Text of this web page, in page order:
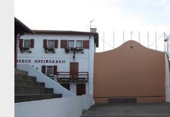
que dediqué a esta emblemática
más utilizo para ilustrar este punto el
fotografías de la Diputación Foral de
en Tolosa y recogidas en la red al
general en Gure Gipuzkoa para ilustrar
caso se trata de una fotografía de
fechada en 1954 , con Txindoki nevado